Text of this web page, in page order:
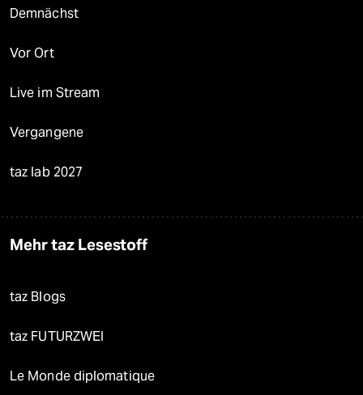
Demnächst
Vor Ort
Live im Stream
Vergangene
taz lab 2027
Mehr taz Lesestoff
taz Blogs
taz FUTURZWEI
Le Monde diplomatique